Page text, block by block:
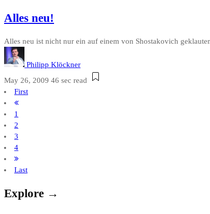
Alles neu!
Alles neu ist nicht nur ein auf einem von Shostakovich
Philipp Klöckner
May 26, 2009 46 sec read
First
1
2
3
4
Last
Explore →